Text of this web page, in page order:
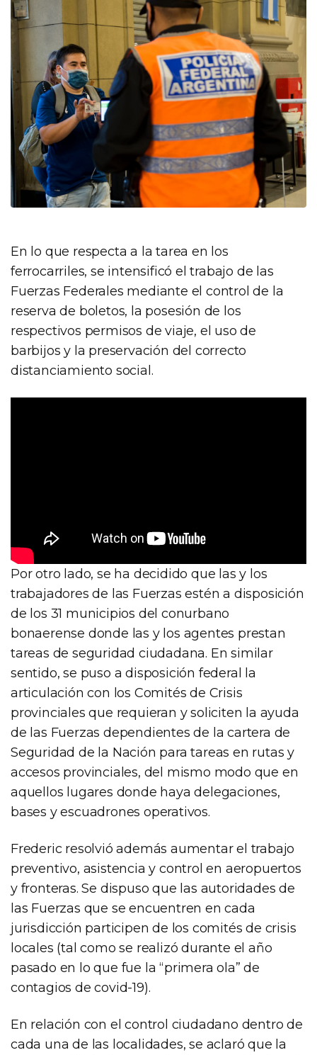
En lo que respecta a la tarea en los
ferrocarriles, se intensificó el trabajo de las
Fuerzas Federales mediante el control de la
reserva de boletos, la posesión de los
respectivos permisos de viaje, el uso de
barbijos y la preservación del correcto
distanciamiento social.
Por otro lado, se ha decidido que las y los
trabajadores de las Fuerzas estén a disposición
de los 31 municipios del conurbano
bonaerense donde las y los agentes prestan
tareas de seguridad ciudadana. En similar
sentido, se puso a disposición federal la
articulación con los Comités de Crisis
provinciales que requieran y soliciten la ayuda
de las Fuerzas dependientes de la cartera de
Seguridad de la Nación para tareas en rutas y
accesos provinciales, del mismo modo que en
aquellos lugares donde haya delegaciones,
bases y escuadrones operativos.
Frederic resolvió además aumentar el trabajo
preventivo, asistencia y control en aeropuertos
y fronteras. Se dispuso que las autoridades de
las Fuerzas que se encuentren en cada
jurisdicción participen de los comités de crisis
locales (tal como se realizó durante el año
pasado en lo que fue la “primera ola” de
contagios de covid-19).
En relación con el control ciudadano dentro de
cada una de las localidades, se aclaró que la